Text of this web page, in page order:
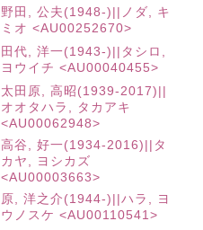
野田, 公夫(1948-)||ノダ, キ
ミオ <AU00252670>
田代, 洋一(1943-)||タシロ,
ヨウイチ <AU00040455>
太田原, 高昭(1939-2017)||
オオタハラ, タカアキ
<AU00062948>
高谷, 好一(1934-2016)||タ
カヤ, ヨシカズ
<AU00003663>
原, 洋之介(1944-)||ハラ, ヨ
ウノスケ <AU00110541>